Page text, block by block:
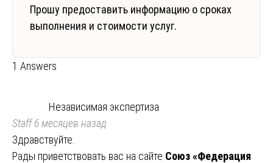
Прошу предоставить информацию о сроках
выполнения и стоимости услуг.
1 Answers
Независимая экспертиза
Staff6 месяцев назад
Здравствуйте.
Рады приветствовать вас на сайте Союз «Федерация